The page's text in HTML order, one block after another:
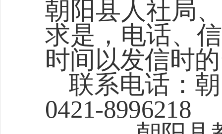
朝阳县人社局
求是，电话、
时间以发信时
联系电话：
0421-8996218